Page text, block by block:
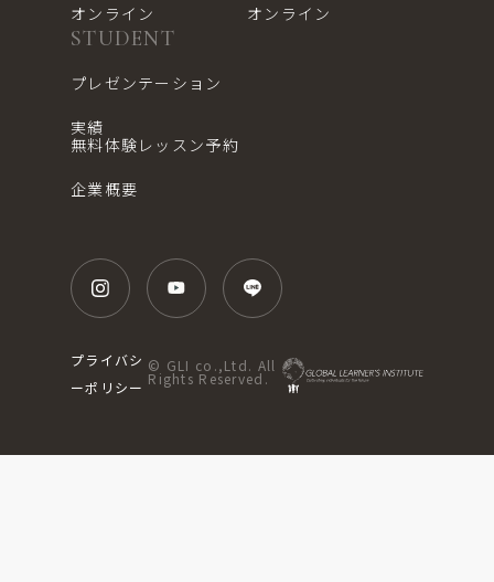
オンライン
オンライン
STUDENT
プレゼンテーション
実績
無料体験レッスン予約
企業概要
プライバシ
ーポリシー
© GLI co.,Ltd. All
Rights Reserved.